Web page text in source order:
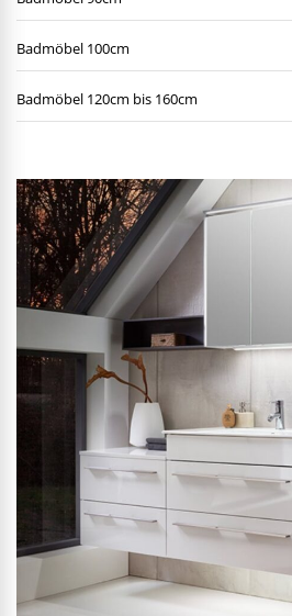
Badmöbel 100cm
Badmöbel 120cm bis 160cm